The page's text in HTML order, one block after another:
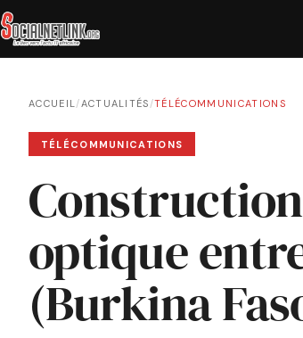
ACCUEIL/ACTUALITÉS /TÉLÉCOMMUNICATIONS
TÉLÉCOMMUNICATIONS
optique
(Burkina